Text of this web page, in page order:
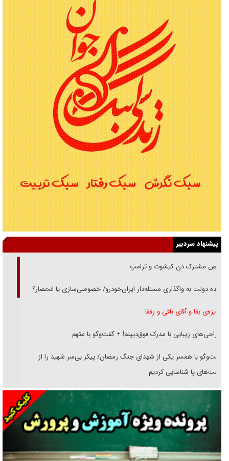
پیشنهاد سردبیر
رقص مشترک دن کیشوت و ترامپ
دنده دولت به واگذاری مسئله‌دار ایران‌خودرو/ خصوصی‌سازی یا انحصار؟
غریزه‌ی بقا و آقای باقی و رفقا
جراحی‌های زیبایی با مدرک فوق‌دیپلم! + گفت‌وگو با متهم
گفت‌وگو با همسر یکی از شهدای جنگ رمضان/ پیکر بی‌سر شهید را از
انگشت‌های پا شناسایی کردیم
نسلی که آنلاین الگو می‌گیرد
گفت‌وگو با آیت‌الله جاودان/ جفای مخالفان مکانت معنوی رهبر شهید را
ارتقا می‌داد
راننده مست به قانون می‌خندد